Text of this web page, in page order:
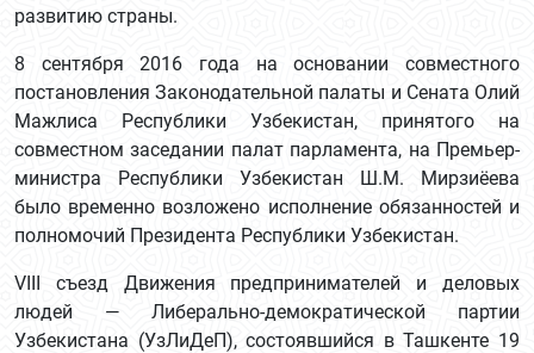
развитию страны.
8 сентября 2016 года на основании совместного
постановления Законодательной палаты и Сената Олий
Мажлиса Республики Узбекистан, принятого на
совместном заседании палат парламента, на Премьер-
министра Республики Узбекистан Ш.М. Мирзиёева
было временно возложено исполнение обязанностей и
полномочий Президента Республики Узбекистан.
VIII съезд Движения предпринимателей и деловых
людей — Либерально-демократической партии
Узбекистана (УзЛиДеП), состоявшийся в Ташкенте 19